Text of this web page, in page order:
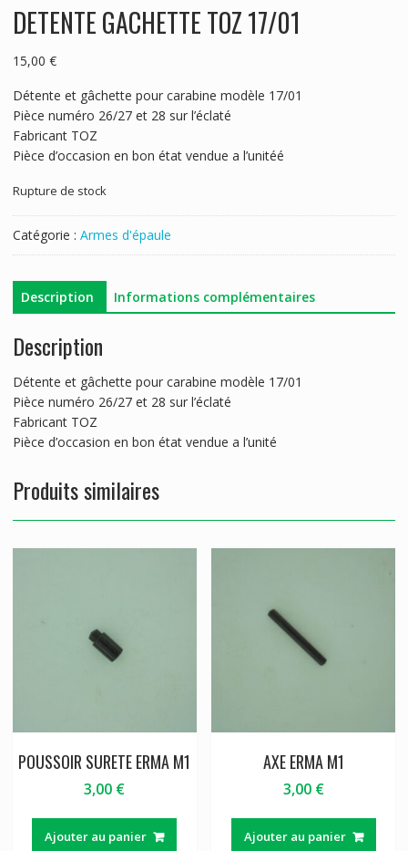
DETENTE GACHETTE TOZ 17/01
15,00 €
Détente et gâchette pour carabine modèle 17/01
Pièce numéro 26/27 et 28 sur l’éclaté
Fabricant TOZ
Pièce d’occasion en bon état vendue a l’unitéé
Rupture de stock
Catégorie : Armes d'épaule
Description Informations complémentaires
Description
Détente et gâchette pour carabine modèle 17/01
Pièce numéro 26/27 et 28 sur l’éclaté
Fabricant TOZ
Pièce d’occasion en bon état vendue a l’unité
Produits similaires
POUSSOIR SURETE ERMA M1
3,00 €
Ajouter au panier
AXE ERMA M1
3,00 €
Ajouter au panier